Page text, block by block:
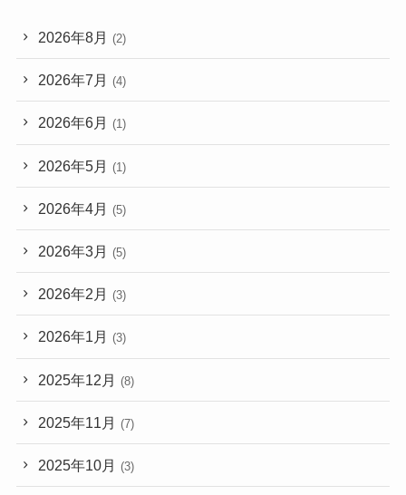
2026年8月 (2)
2026年7月 (4)
2026年6月 (1)
2026年5月 (1)
2026年4月 (5)
2026年3月 (5)
2026年2月 (3)
2026年1月 (3)
2025年12月 (8)
2025年11月 (7)
2025年10月 (3)